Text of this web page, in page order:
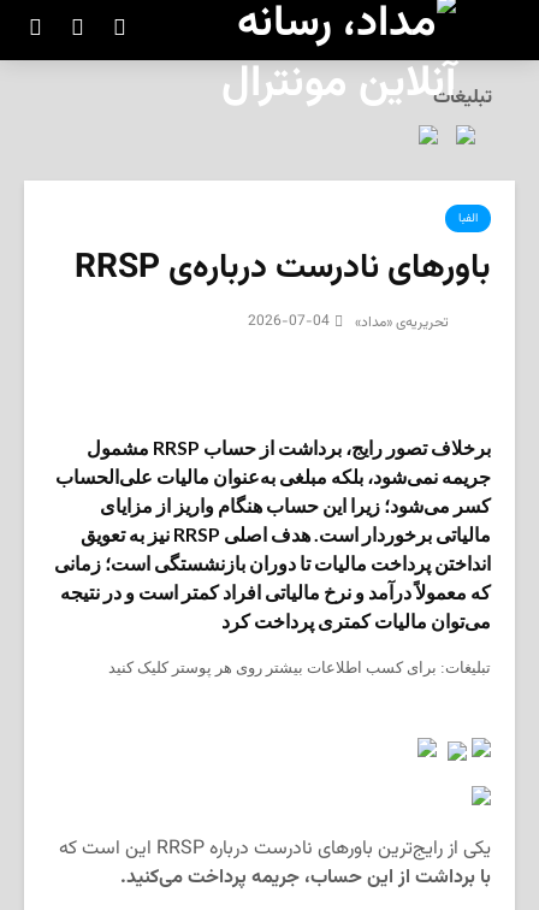
تبلیغات
الفبا
باورهای نادرست درباره‌ی RRSP
تحریریه‌ی «مداد» 2026-07-04
برخلاف تصور رایج، برداشت از حساب RRSP مشمول
جریمه نمی‌شود، بلکه مبلغی به‌عنوان مالیات علی‌الحساب
کسر می‌شود؛ زیرا این حساب هنگام واریز از مزایای
مالیاتی برخوردار است. هدف اصلی RRSP نیز به تعویق
انداختن پرداخت مالیات تا دوران بازنشستگی است؛ زمانی
که معمولاً درآمد و نرخ مالیاتی افراد کمتر است و در نتیجه
می‌توان مالیات کمتری پرداخت کرد
تبلیغات: برای کسب اطلاعات بیشتر روی هر پوستر کلیک کنید
یکی از رایج‌ترین باورهای نادرست درباره RRSP این است که
با برداشت از این حساب، جریمه پرداخت می‌کنید.